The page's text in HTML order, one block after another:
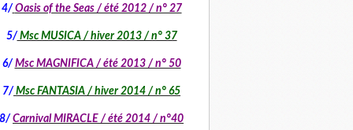
4/ Oasis of the Seas / été 2012 / n° 27
5/Msc MUSICA / hiver 2013 / n° 37
6/ Msc MAGNIFICA / été 2013 / n° 50
7/ Msc FANTASIA / hiver 2014 / n° 65
8/ Carnival MIRACLE / été 2014 / n°40